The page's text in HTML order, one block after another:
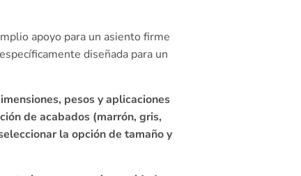
apoyo para un asiento firme
diseñada para un
pesos y aplicaciones
de acabados (marrón, gris,
la opción de tamaño y